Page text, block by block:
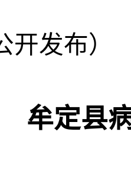
开发布）
牟定县